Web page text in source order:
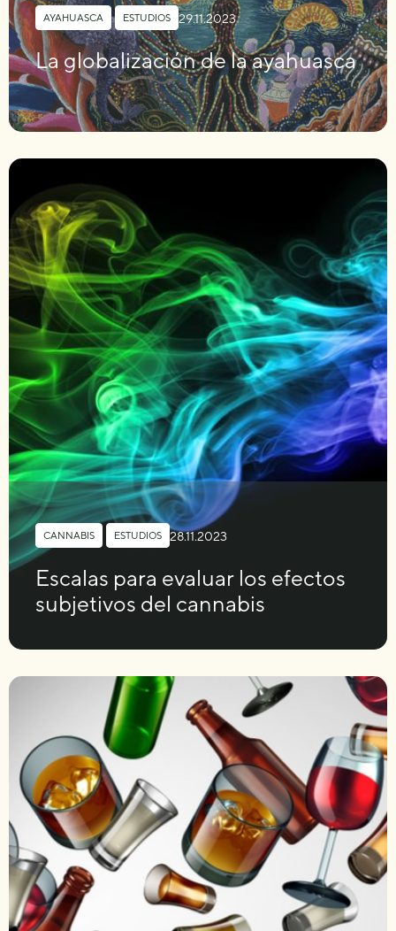
AYAHUASCA , ESTUDIOS 29.11.2023
La globalización de la ayahuasca
CANNABIS ESTUDIOS 28.11.2023
Escalas para evaluar los efectos
subjetivos del cannabis